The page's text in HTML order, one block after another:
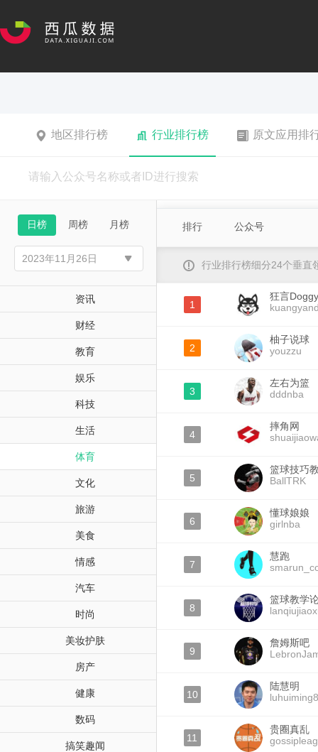
地区排行榜 行业排行榜 原文应用排
日榜 周榜 月榜
资讯
财经
教育
娱乐
科技
生活
体育
文化
旅游
美食
情感
汽车
时尚
美妆护肤
房产
健康
数码
搞笑趣闻
排行 公众号
行业排行榜细分24个垂直
1
狂言Doggy
2
柚子说球
youzzu
3
左右为篮
dddnba
4
摔角网
5
篮球技巧
BallTRK
6
懂球娘娘
girlnba
7
慧跑
8
篮球教学
9
詹姆斯吧
10
陆慧明
11
贵圈真乱